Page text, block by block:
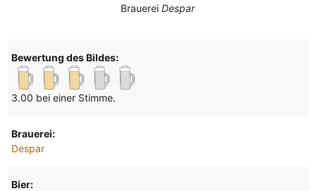
BrauereiDespar
Bewertung des Bildes:
3.00 bei einer Stimme.
Brauerei:
Despar
Bier: